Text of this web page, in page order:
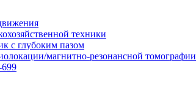
техники
с глубоким пазом
магнитно-резонансной томографии